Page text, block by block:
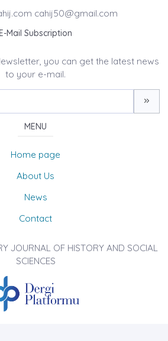
cahij50@gmail.com
Mail Subscription
you can get the latest news
to your e-mail.
MENU
Home page
About Us
News
Contact
JOURNAL OF HISTORY AND SOCIAL
SCIENCES